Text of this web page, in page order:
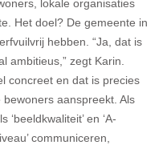
lokale organisaties
Het doel? De gemeente in
hebben. “Ja, dat is
ambitieus,” zegt Karin.
concreet en dat is precies
aanspreekt. Als
‘beeldkwaliteit’ en ‘A-
communiceren,